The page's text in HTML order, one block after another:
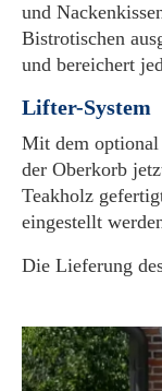
und
Bistrotischen
und bereichert
Lifter-System
Mit dem optional
der Oberkorb
Teakholz
eingestellt
Die Lieferung